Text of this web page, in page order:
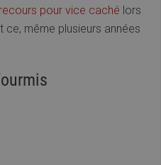
recours pour vice caché lors
ce, même plusieurs années